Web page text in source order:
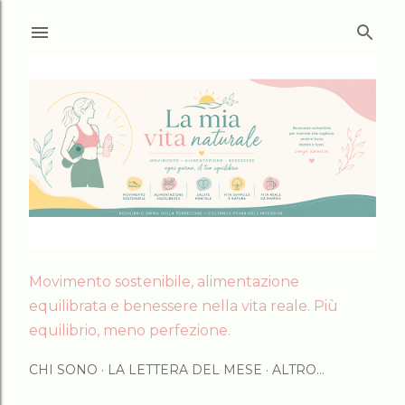
Movimento sostenibile, alimentazione
equilibrata e benessere nella vita reale. Più
equilibrio, meno perfezione.
CHI SONO LA LETTERA DEL MESE ALTRO…